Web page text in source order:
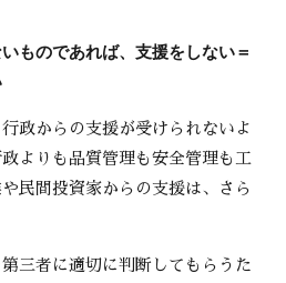
ものであれば、支援をしない＝
政からの支援が受けられないよ
よりも品質管理も安全管理も工
民間投資家からの支援は、さら
三者に適切に判断してもらうた